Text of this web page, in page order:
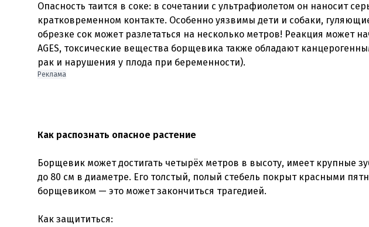
Опасность таится в соке: в сочетании с ультрафиолетом он наносит
кратковременном контакте. Особенно уязвимы дети и собаки,
обрезке сок может разлетаться на несколько метров! Реакция может
AGES, токсические вещества борщевика также обладают
рак и нарушения у плода при беременности).
Реклама
Как распознать опасное растение
Борщевик может достигать четырёх метров в высоту, имеет крупные
до 80 см в диаметре. Его толстый, полый стебель покрыт красными
борщевиком — это может закончиться трагедией.
Как защититься: